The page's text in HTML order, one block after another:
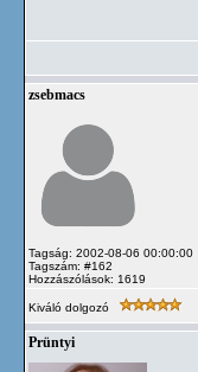
zsebmacs
Tagság: 2002-08-06 00:00:00
Tagszám: #162
Hozzászólások: 1619
Kiváló dolgozó
Prüntyi